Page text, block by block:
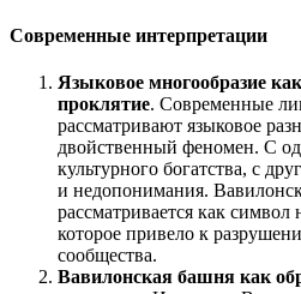
Современные интерпретации
Языковое многообразие
проклятие. Современные
рассматривают языковое
двойственный феномен. С
культурного богатства, с
и недопонимания.
рассматривается как символ
которое привело к
сообщества.
Вавилонская башня как